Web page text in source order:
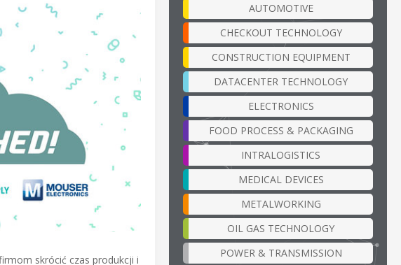
skrócić czas produkcji i
AUTOMOTIVE
CHECKOUT TECHNOLOGY
CONSTRUCTION EQUIPMENT
DATACENTER TECHNOLOGY
ELECTRONICS
FOOD PROCESS & PACKAGING
INTRALOGISTICS
MEDICAL DEVICES
METALWORKING
OIL GAS TECHNOLOGY
POWER & TRANSMISSION